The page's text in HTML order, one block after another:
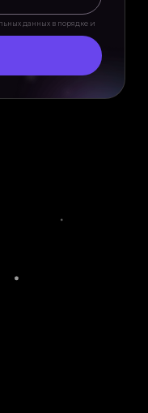
данных в порядке и